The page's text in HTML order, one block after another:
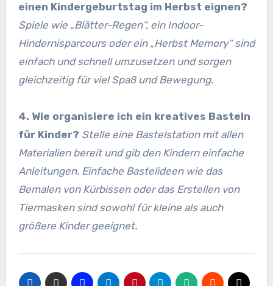
einen Kindergeburtstag im Herbst eignen?
Spiele wie „Blätter-Regen“, ein Indoor-
Hindernisparcours oder ein „Herbst Memory“ sind
einfach und schnell umzusetzen und sorgen
gleichzeitig für viel Spaß und Bewegung.
4. Wie organisiere ich ein kreatives Basteln
für Kinder? Stelle eine Bastelstation mit allen
Materialien bereit und gib den Kindern einfache
Anleitungen. Einfache Bastelideen wie das
Bemalen von Kürbissen oder das Erstellen von
Tiermasken sind sowohl für kleine als auch
größere Kinder geeignet.